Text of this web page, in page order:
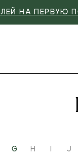
НА ПЕРВУЮ
G H J